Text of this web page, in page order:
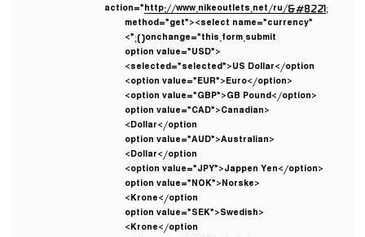
action=”http://www.nikeoutlets.net/ru/&#8221;
method=”get”><select name=”currency”
onchange=”this.form.submit();”>
<option value=”USD”
selected=”selected”>US Dollar</option>
<option value=”EUR”>Euro</option>
<option value=”GBP”>GB Pound</option>
<option value=”CAD”>Canadian
Dollar</option>
<option value=”AUD”>Australian
Dollar</option>
<option value=”JPY”>Jappen Yen</option>
<option value=”NOK”>Norske
Krone</option>
<option value=”SEK”>Swedish
Krone</option>